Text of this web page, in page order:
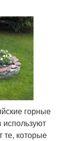
горные
используют
те, которые